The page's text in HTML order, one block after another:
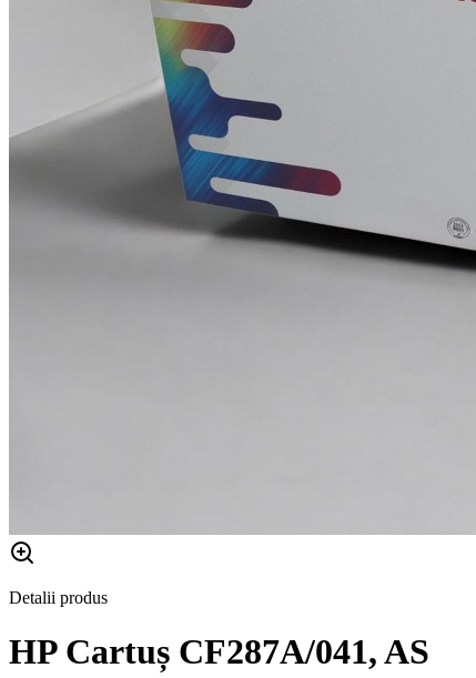
Detalii produs
HP Cartuș CF287A/041, AS